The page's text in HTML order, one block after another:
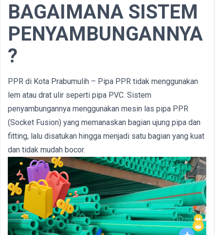
BAGAIMANA SISTEM
PENYAMBUNGANNYA
?
PPR di Kota Prabumulih – Pipa PPR tidak menggunakan
lem atau drat ulir seperti pipa PVC. Sistem
penyambungannya menggunakan mesin las pipa PPR
(Socket Fusion) yang memanaskan bagian ujung pipa dan
fitting, lalu disatukan hingga menjadi satu bagian yang kuat
dan tidak mudah bocor.